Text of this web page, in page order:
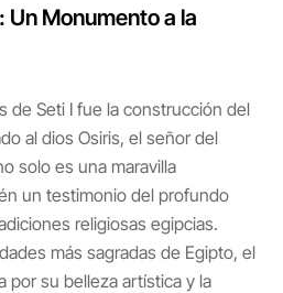
Un Monumento a la
de Seti I fue la construcción del
al dios Osiris, el señor del
solo es una maravilla
un testimonio del profundo
religiosas egipcias.
más sagradas de Egipto, el
por su belleza artística y la